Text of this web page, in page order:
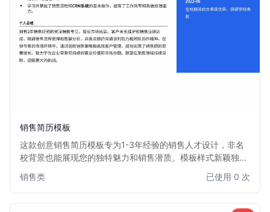
销售简历模板
这款创意销售简历模板专为1-3年经验的销售人才设计，非名
校背景也能展现您的独特魅力和销售潜质。模板样式新颖独
沟通技巧。适用于各类销售职位，帮助您在众多求职者中脱颖
而出，获得心仪的销售机会。
销售类 已使用 0 次